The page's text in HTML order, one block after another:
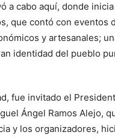
a cabo aquí, donde
que contó con eventos
y artesanales;
identidad del pueblo
fue invitado el
Ángel Ramos Alejo,
y los organizadores,